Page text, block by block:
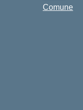
Comune